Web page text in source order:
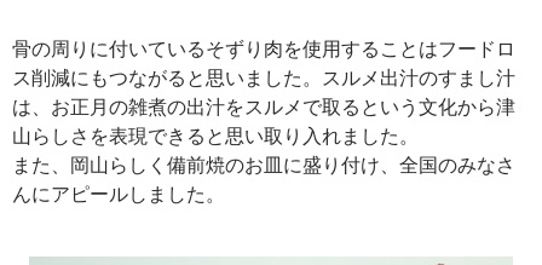
骨の周りに付いているそずり肉を使用することはフードロ
ス削減にもつながると思いました。スルメ出汁のすまし汁
は、お正月の雑煮の出汁をスルメで取るという文化から津
山らしさを表現できると思い取り入れました。
また、岡山らしく備前焼のお皿に盛り付け、全国のみなさ
んにアピールしました。